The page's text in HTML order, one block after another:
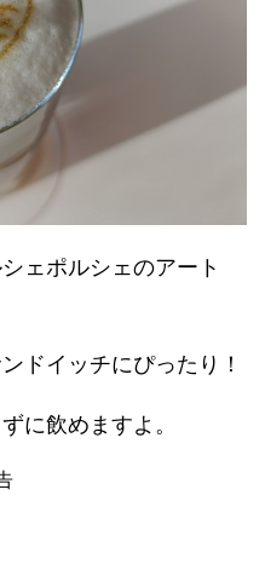
ェポルシェのアート
ドイッチにぴったり！
に飲めますよ。